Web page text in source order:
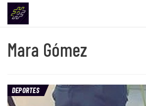
Mara Gómez
DEPORTES